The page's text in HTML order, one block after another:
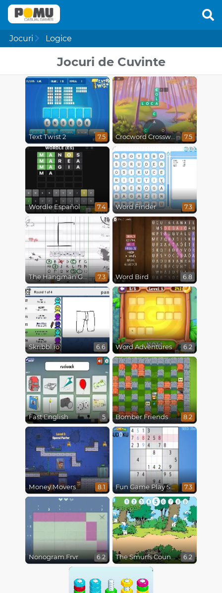
Jocuri Logice
Jocuri de Cuvinte
Text Twist 2 7.5 Crocword Crossword 7.5
Wordle Español 7.4 Word Finder 7.3
The Hangman Game Scrawl 7.3 Word Bird 6.8
Skribbl.io 6.6 Word Adventures 6.2
Fast English 5 Bomber Friends 8.2
Money Movers 8.1 Fun Game Play Sudoku 7.3
Nonogram.Frvr 6.2 The Smurfs Counting Game 6.2